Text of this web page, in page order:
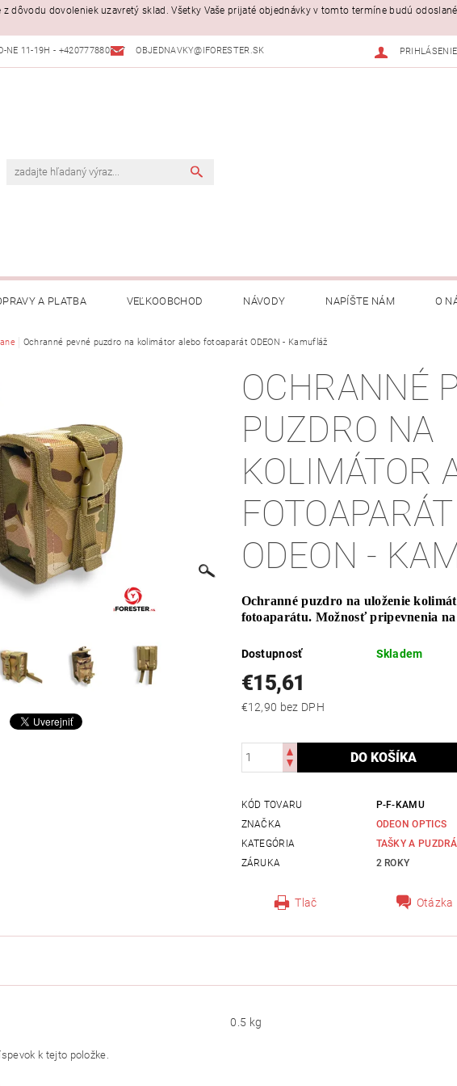
dôvodu dovoleniek uzavretý sklad. Všetky Vaše prijaté objednávky v tomto termíne budú
NE 11-19H - +420777880397 OBJEDNAVKY@IFORESTER.SK PRIHLÁSENIE
A PLATBA VEĽKOOBCHOD NÁVODY NAPÍŠTE NÁM O
Ochranné pevné puzdro na kolimátor alebo fotoaparát ODEON - Kamufláž
OCHRANNÉ
PUZDRO NA
KOLIMÁTOR
FOTOAPARÁT
ODEON -
Ochranné puzdro na uloženie
fotoaparátu. Možnosť pripevnenia
Dostupnosť Skladem
€15,61
€12,90 bez DPH
KÓD TOVARU
P-F-KAMU
ZNAČKA
ODEON OPTICS
KATEGÓRIA
TAŠKY A
ZÁRUKA
2 ROKY
Tlač Otázka
0.5 kg
k tejto položke.